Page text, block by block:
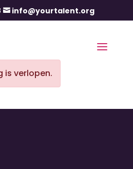
 info@yourtalent.org
is verlopen.